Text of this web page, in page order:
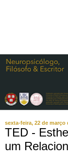
sexta-feira, 22 de março
TED -
um